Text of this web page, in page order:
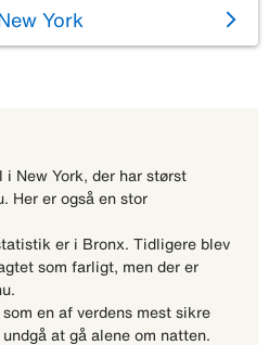
York
New York, der har størst
Her er også en stor
er i Bronx. Tidligere blev
som farligt, men der er
en af verdens mest sikre
at gå alene om natten.